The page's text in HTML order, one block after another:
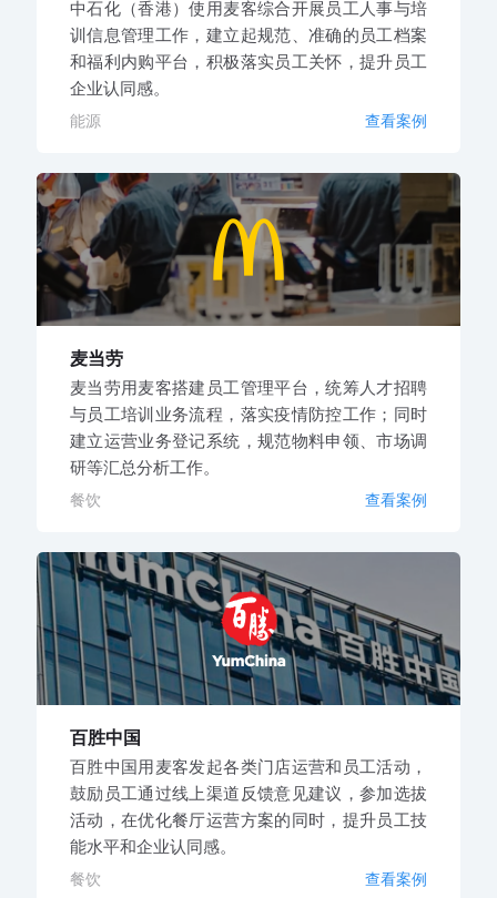
中石化（香港）使用麦客综合开展员工人事与培
训信息管理工作，建立起规范、准确的员工档案
和福利内购平台，积极落实员工关怀，提升员工
企业认同感。
能源 查看案例
麦当劳
麦当劳用麦客搭建员工管理平台，统筹人才招聘
与员工培训业务流程，落实疫情防控工作；同时
建立运营业务登记系统，规范物料申领、市场调
研等汇总分析工作。
餐饮 查看案例
百胜中国
百胜中国用麦客发起各类门店运营和员工活动，
鼓励员工通过线上渠道反馈意见建议，参加选拔
活动，在优化餐厅运营方案的同时，提升员工技
能水平和企业认同感。
餐饮 查看案例